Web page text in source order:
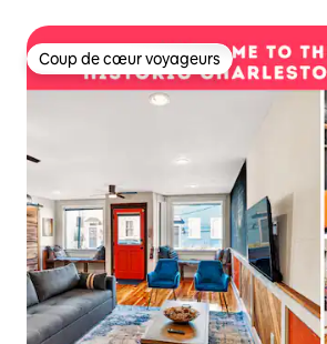
Coup de cœur voyageurs
Coup de cœur voyageurs